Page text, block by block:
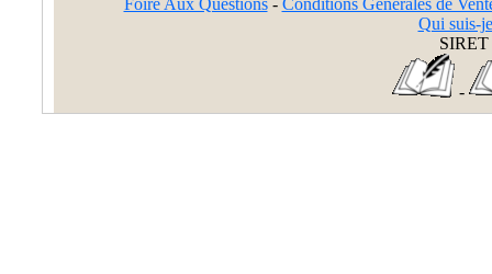
Foire Aux Questions- Conditions Générales de
Qui suis-
SIRET
-